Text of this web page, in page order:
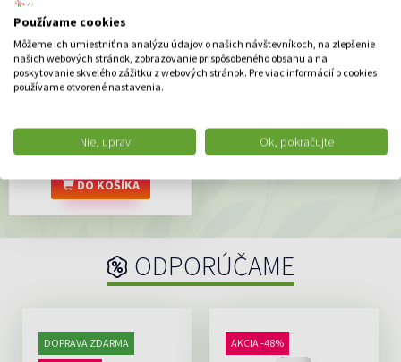
Používame cookies
Môžeme ich umiestniť na analýzu údajov o našich návštevníkoch, na zlepšenie
našich webových stránok, zobrazovanie prispôsobeného obsahu a na
poskytovanie skvelého zážitku z webových stránok. Pre viac informácií o cookies
používame otvorené nastavenia.
Nie, uprav Ok, pokračujte
Eucerin HYALURON-
FIL.+VOLUME-LIFT Denný
krém Anti-Age, pre suchú
pleť 1x50 ml
Volume-Filler pre suchú pleť...
41.84 €
DO KOŠÍKA
ODPORÚČAME
DOPRAVA ZDARMA AKCIA -48%